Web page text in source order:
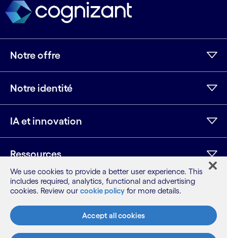
Notre offre
Notre identité
IA et innovation
Ressources
Instagram
Youtube
Plan du site
Conditions
Avis de confidentialité
We use cookies to provide a better user experience. This
includes required, analytics, functional and advertising
cookies. Review our cookie policy for more details.
Accept all cookies